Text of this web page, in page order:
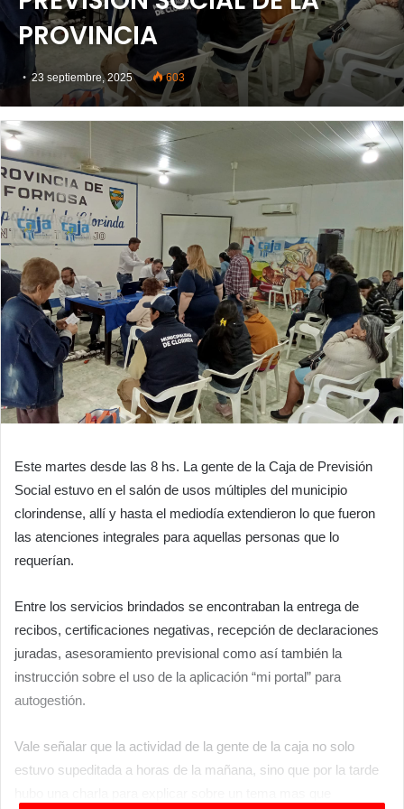
PROVINCIA
23 septiembre, 2025 603
Este martes desde las 8 hs. La gente de la Caja de Previsión
Social estuvo en el salón de usos múltiples del municipio
clorindense, allí y hasta el mediodía extendieron lo que fueron
las atenciones integrales para aquellas personas que lo
requerían.
Entre los servicios brindados se encontraban la entrega de
recibos, certificaciones negativas, recepción de declaraciones
juradas, asesoramiento previsional como así también la
instrucción sobre el uso de la aplicación “mi portal” para
autogestión.
Vale señalar que la actividad de la gente de la caja no solo
estuvo supeditada a horas de la mañana, sino que por la tarde